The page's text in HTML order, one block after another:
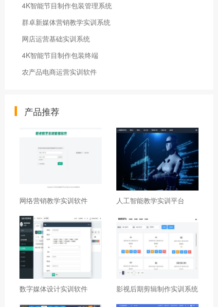
4K智能节目制作包装管理系统
群卓新媒体营销教学实训系统
网店运营基础实训系统
4K智能节目制作包装终端
农产品电商运营实训软件
产品推荐
网络营销教学实训软件 人工智能教学实训平台
数字媒体设计实训软件 影视后期剪辑制作实训系统